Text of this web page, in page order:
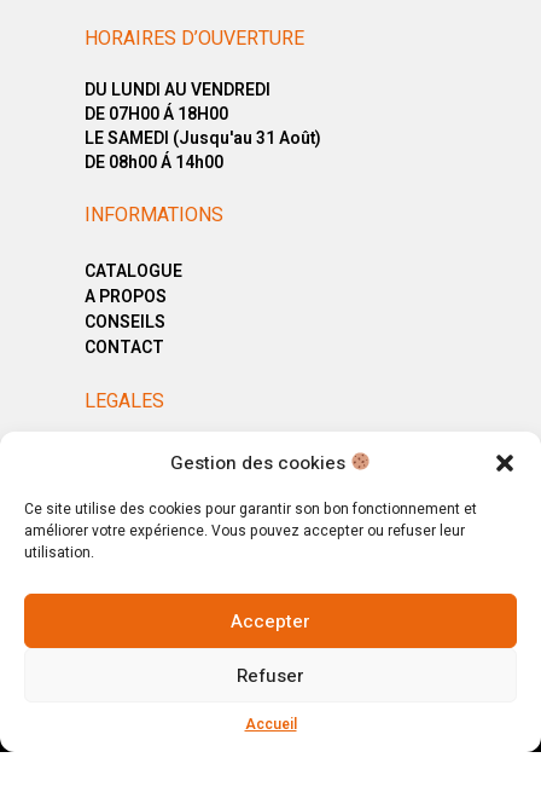
Gestion des cookies
Ce site utilise des cookies pour garantir son bon fonctionnement et
améliorer votre expérience. Vous pouvez accepter ou refuser leur
utilisation.
Accepter
Refuser
Accueil
HORAIRES D’OUVERTURE
DU LUNDI AU VENDREDI
DE 07H00 Á 18H00
LE SAMEDI (Jusqu'au 31 Août)
DE 08h00 Á 14h00
INFORMATIONS
CATALOGUE
A PROPOS
CONSEILS
CONTACT
LEGALES
MENTIONS LÉGALES
CGV
© Copyright 2025. All Rights Reserved.
Votre magasin, votre intérieur.